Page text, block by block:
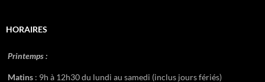
HORAIRES
Printemps :
Matins : 9h à 12h30 du lundi au samedi (inclus jours fériés)